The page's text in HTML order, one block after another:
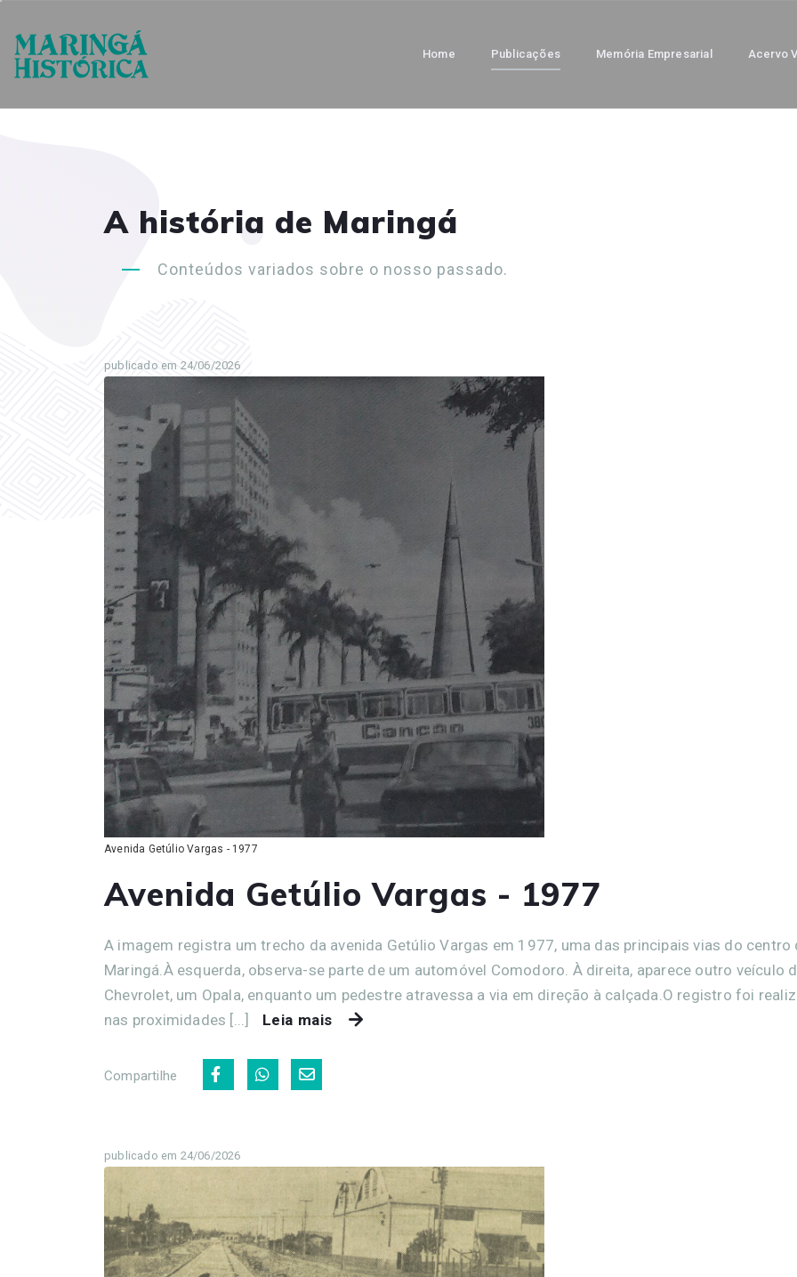
Home Publicações Memória Empresarial Acervo
A história de Maringá
Conteúdos variados sobre o nosso passado.
publicado em 24/06/2026
Avenida Getúlio Vargas - 1977
Avenida Getúlio Vargas - 1977
A imagem registra um trecho da avenida Getúlio Vargas em 1977, uma das principais vias do centro
Maringá.À esquerda, observa-se parte de um automóvel Comodoro. À direita, aparece outro veículo
Chevrolet, um Opala, enquanto um pedestre atravessa a via em direção à calçada.O registro foi
nas proximidades [...]
Leia mais
Compartilhe
publicado em 24/06/2026